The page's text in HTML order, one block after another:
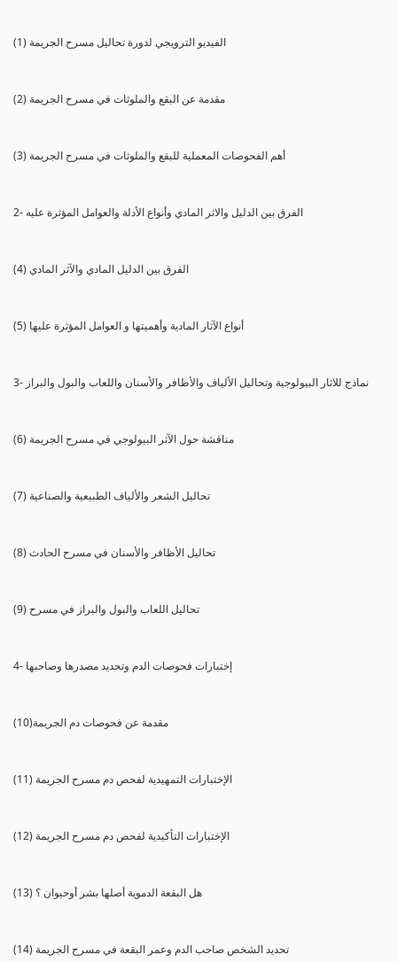
(1) الفيديو الترويجي لدورة تحاليل مسرح الجريمة
(2) مقدمة عن البقع والملوثات في مسرح الجريمة
(3) أهم الفحوصات المعملية للبقع والملوثات في مسرح الجريمة
2- الفرق بين الدليل والاثر المادي وأنواع الأدلة والعوامل المؤثرة عليه
(4) الفرق بين الدليل المادي والآثر المادي
(5) أنواع الآثار المادية وأهميتها و العوامل المؤثرة عليها
3- نماذج للاثار البيولوجية وتحاليل الألياف والأظافر والأسنان واللعاب والبول والبراز
(6) مناقشة حول الآثر البيولوجي في مسرح الجريمة
(7) تحاليل الشعر والألياف الطبيعية والصناعية
(8) تحاليل الأظافر والأسنان في مسرح الحادث
(9) تحاليل اللعاب والبول والبراز في مسرح
4- إختبارات فحوصات الدم وتحديد مصدرها وصاحبها
(10)مقدمة عن فحوصات دم الجريمة
(11) الإختبارات التمهيدية لفحص دم مسرح الجريمة
(12) الإختبارات التأكيدية لفحص دم مسرح الجريمة
(13) هل البقعة الدموية أصلها بشر أوحيوان ؟
(14) تحديد الشخص صاحب الدم وعمر البقعة في مسرح الجريمة